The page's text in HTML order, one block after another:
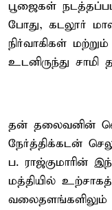
பூஜைகள்
போது, கடலூர்
நிர்வாகிகள்
உடனிருந்து
தன் தலைவனின்
நேர்த்திக்கடன்
ப.
மத்தியில்